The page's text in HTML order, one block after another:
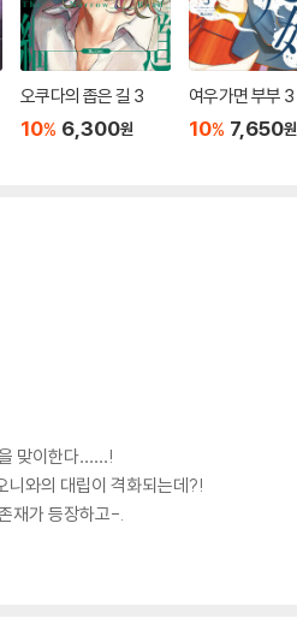
오쿠다의 좁은 길 3
10% 6,300원
여우가면 부부 3
10% 7,650원
맞이한다……!
니와의 대립이 격화되는데?!
재가 등장하고-.